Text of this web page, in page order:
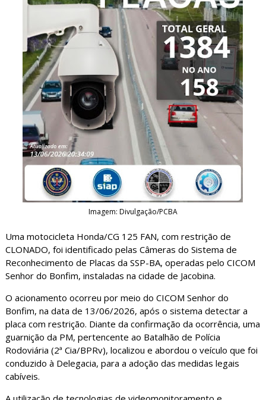
Imagem: Divulgação/PCBA
Uma motocicleta Honda/CG 125 FAN, com restrição de
CLONADO, foi identificado pelas Câmeras do Sistema de
Reconhecimento de Placas da SSP-BA, operadas pelo CICOM
Senhor do Bonfim, instaladas na cidade de Jacobina.
O acionamento ocorreu por meio do CICOM Senhor do
Bonfim, na data de 13/06/2026, após o sistema detectar a
placa com restrição. Diante da confirmação da ocorrência, uma
guarnição da PM, pertencente ao Batalhão de Polícia
Rodoviária (2ª Cia/BPRv), localizou e abordou o veículo que foi
conduzido à Delegacia, para a adoção das medidas legais
cabíveis.